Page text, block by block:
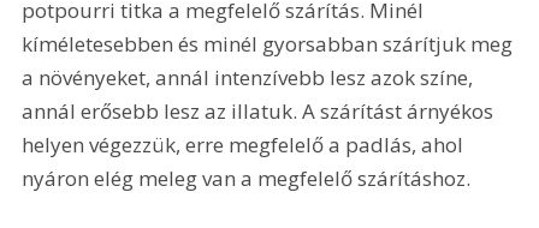
potpourri titka a megfelelő szárítás. Minél
kíméletesebben és minél gyorsabban szárítjuk meg
a növényeket, annál intenzívebb lesz azok színe,
annál erősebb lesz az illatuk. A szárítást árnyékos
helyen végezzük, erre megfelelő a padlás, ahol
nyáron elég meleg van a megfelelő szárításhoz.